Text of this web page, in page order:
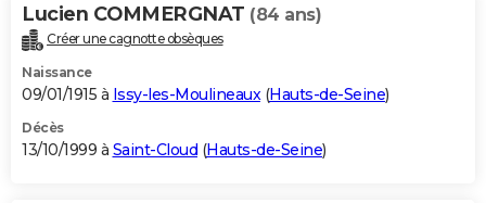
Lucien COMMERGNAT (84 ans)
Créer une cagnotte obsèques
Naissance
09/01/1915 à Issy-les-Moulineaux(Hauts-de-Seine)
Décès
13/10/1999 à Saint-Cloud (Hauts-de-Seine)